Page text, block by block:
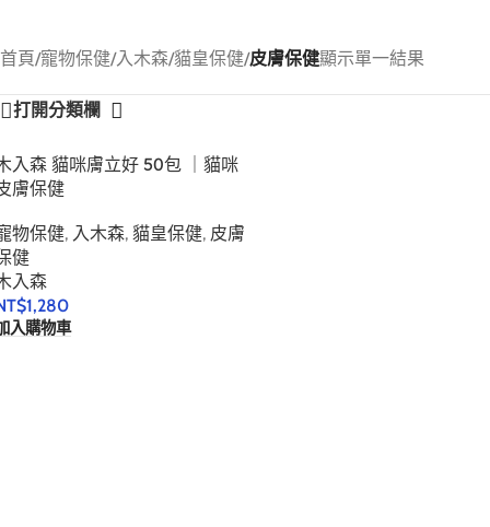
首頁/寵物保健/入木森/貓皇保健/皮膚保健顯示單一結果
打開分類欄
入森 貓咪膚立好 50包 ｜貓咪
膚保健
物保健, 入木森, 貓皇保健, 皮膚
健
入森
1,280
入購物車